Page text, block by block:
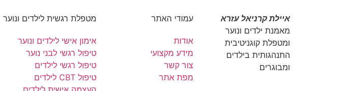
איילת קרניאל עזרא
מאמנת ילדים ונוער
ומטפלת קוגניטיבית
התנהגותית בילדים
ומבוגרים
עמודי האתר
אודות
מידע מקצועי
צור קשר
מפת אתר
מטפלת רגשית לילדים ונוער
אימון אישי לילדים ונוער
טיפול רגשי לבני נוער
טיפול רגשי לילדים
טיפול CBT לילדים